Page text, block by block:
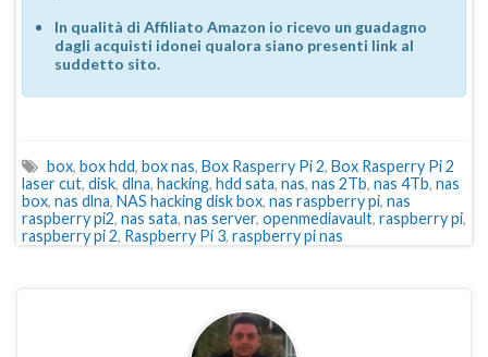
In qualità di Affiliato Amazon io ricevo un guadagno
dagli acquisti idonei qualora siano presenti link al
suddetto sito.
box, box hdd, box nas, Box Rasperry Pi 2, Box Rasperry Pi 2
laser cut, disk, dlna, hacking, hdd sata, nas, nas 2Tb, nas 4Tb, nas
box, nas dlna, NAS hacking disk box, nas raspberry pi, nas
raspberry pi2, nas sata, nas server, openmediavault, raspberry pi,
raspberry pi 2, Raspberry Pi 3, raspberry pi nas